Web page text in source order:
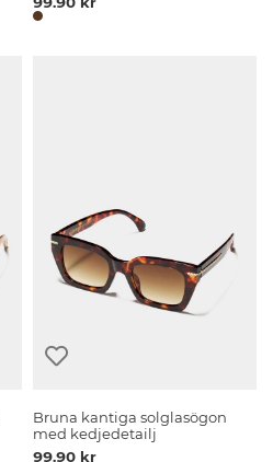
Bruna kantiga solglasögon
med kedjedetailj
99.90 kr